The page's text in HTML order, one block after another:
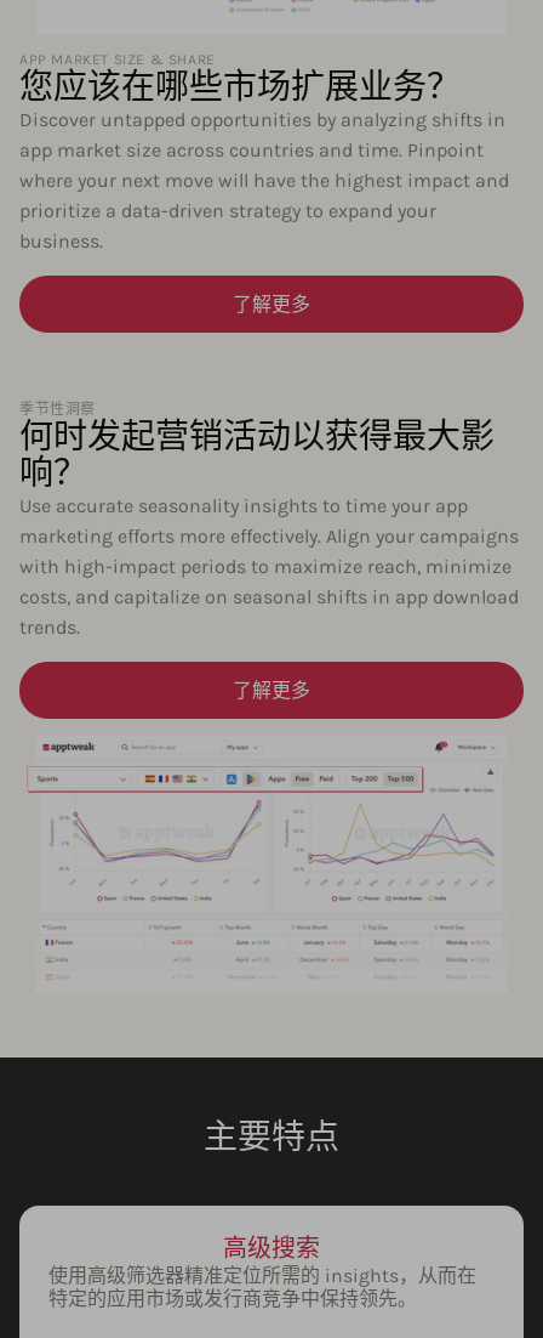
APP MARKET SIZE & SHARE
您应该在哪些市场扩展业务？
Discover untapped opportunities by analyzing shifts in
app market size across countries and time. Pinpoint
where your next move will have the highest impact and
prioritize a data-driven strategy to expand your
business.
了解更多
季节性洞察
何时发起营销活动以获得最大影
响？
Use accurate seasonality insights to time your app
marketing efforts more effectively. Align your campaigns
with high-impact periods to maximize reach, minimize
costs, and capitalize on seasonal shifts in app download
trends.
了解更多
主要特点
高级搜索
使用高级筛选器精准定位所需的 insights，从而在
特定的应用市场或发行商竞争中保持领先。